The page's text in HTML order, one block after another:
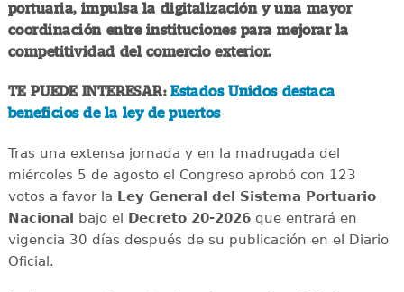
portuaria, impulsa la digitalización y una mayor
coordinación entre instituciones para mejorar la
competitividad del comercio exterior.
TE PUEDE INTERESAR:Estados Unidos destaca
beneficios de la ley de puertos
Tras una extensa jornada y en la madrugada del
miércoles 5 de agosto el Congreso aprobó con 123
votos a favor la Ley General del Sistema Portuario
Nacional bajo el Decreto 20-2026 que entrará en
vigencia 30 días después de su publicación en el Diario
Oficial.